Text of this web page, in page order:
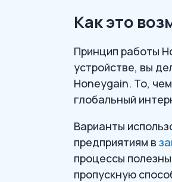
Как это
Принцип работы
устройстве, вы
Honeygain. То,
глобальный
Варианты
предприятиям в
процессы
пропускную